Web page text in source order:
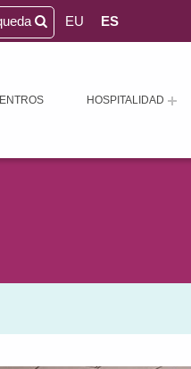
HOSPITALIDAD
EU ES